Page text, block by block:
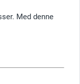
Med denne